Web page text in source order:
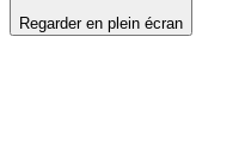
Regarder en plein écran